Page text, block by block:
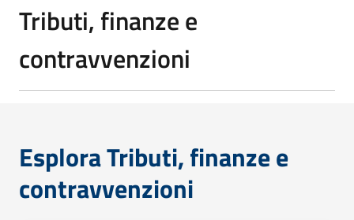
Tributi, finanze e
contravvenzioni
Esplora Tributi, finanze e
contravvenzioni